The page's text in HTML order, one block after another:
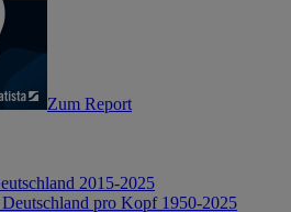
Zum Report
2015-2025
pro Kopf 1950-2025